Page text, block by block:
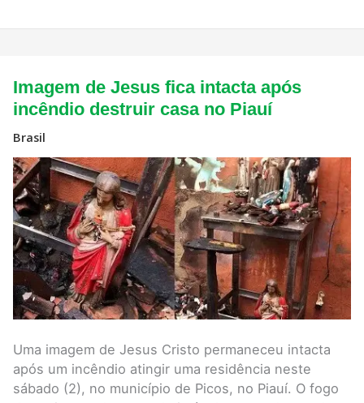
Imagem de Jesus fica intacta após
incêndio destruir casa no Piauí
Brasil
Uma imagem de Jesus Cristo permaneceu intacta
após um incêndio atingir uma residência neste
sábado (2), no município de Picos, no Piauí. O fogo
Imagem
de
Jesus
fica
incêndio
destruir
casa
no
Piauí